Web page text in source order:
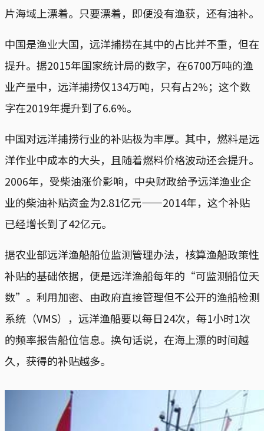
片海域上漂着。只要漂着，即便没有渔获，还有油补。
中国是渔业大国，远洋捕捞在其中的占比并不重，但在
提升。据2015年国家统计局的数字，在6700万吨的渔
业产量中，远洋捕捞仅134万吨，只有占2%；这个数
字在2019年提升到了6.6%。
中国对远洋捕捞行业的补贴极为丰厚。其中，燃料是远
洋作业中成本的大头，且随着燃料价格波动还会提升。
2006年，受柴油涨价影响，中央财政给予远洋渔业企
业的柴油补贴资金为2.81亿元——2014年，这个补贴
已经增长到了42亿元。
据农业部远洋渔船船位监测管理办法，核算渔船政策性
补贴的基础依据，便是远洋渔船每年的“可监测船位天
数”。利用加密、由政府直接管理但不公开的渔船检测
系统（VMS），远洋渔船要以每日24次，每1小时1次
的频率报告船位信息。换句话说，在海上漂的时间越
久，获得的补贴越多。